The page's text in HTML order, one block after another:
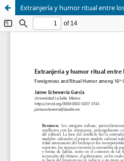
Extranjería y humor ritual entre